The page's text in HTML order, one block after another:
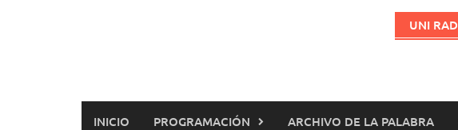
UNI
INICIO PROGRAMACIÓN ARCHIVO DE LA PALABRA